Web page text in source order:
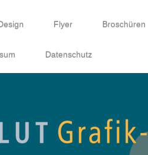
Flyer Broschüren
Datenschutz